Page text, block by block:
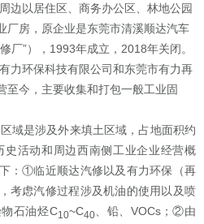
边以居住区、商务办公区、林地公园
厂房，原企业是东莞市清溪顺达汽车
厂”）， 1993年成立， 2018年关闭。
力环保科技有限公司和东莞市有力再
至今，主要收集和打包一般工业固
域是涉及外来填土区域，占地面积约
史活动和周边西南侧工业企业经营概
：①临近顺达汽修以及有力环保（再
考虑汽修过程涉及机油的使用以及喷
石油烃C10~C40、铅、 VOCs； ②由